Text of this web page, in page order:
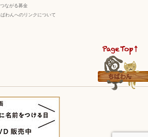
つながる募金
ばわんへのリンクについて